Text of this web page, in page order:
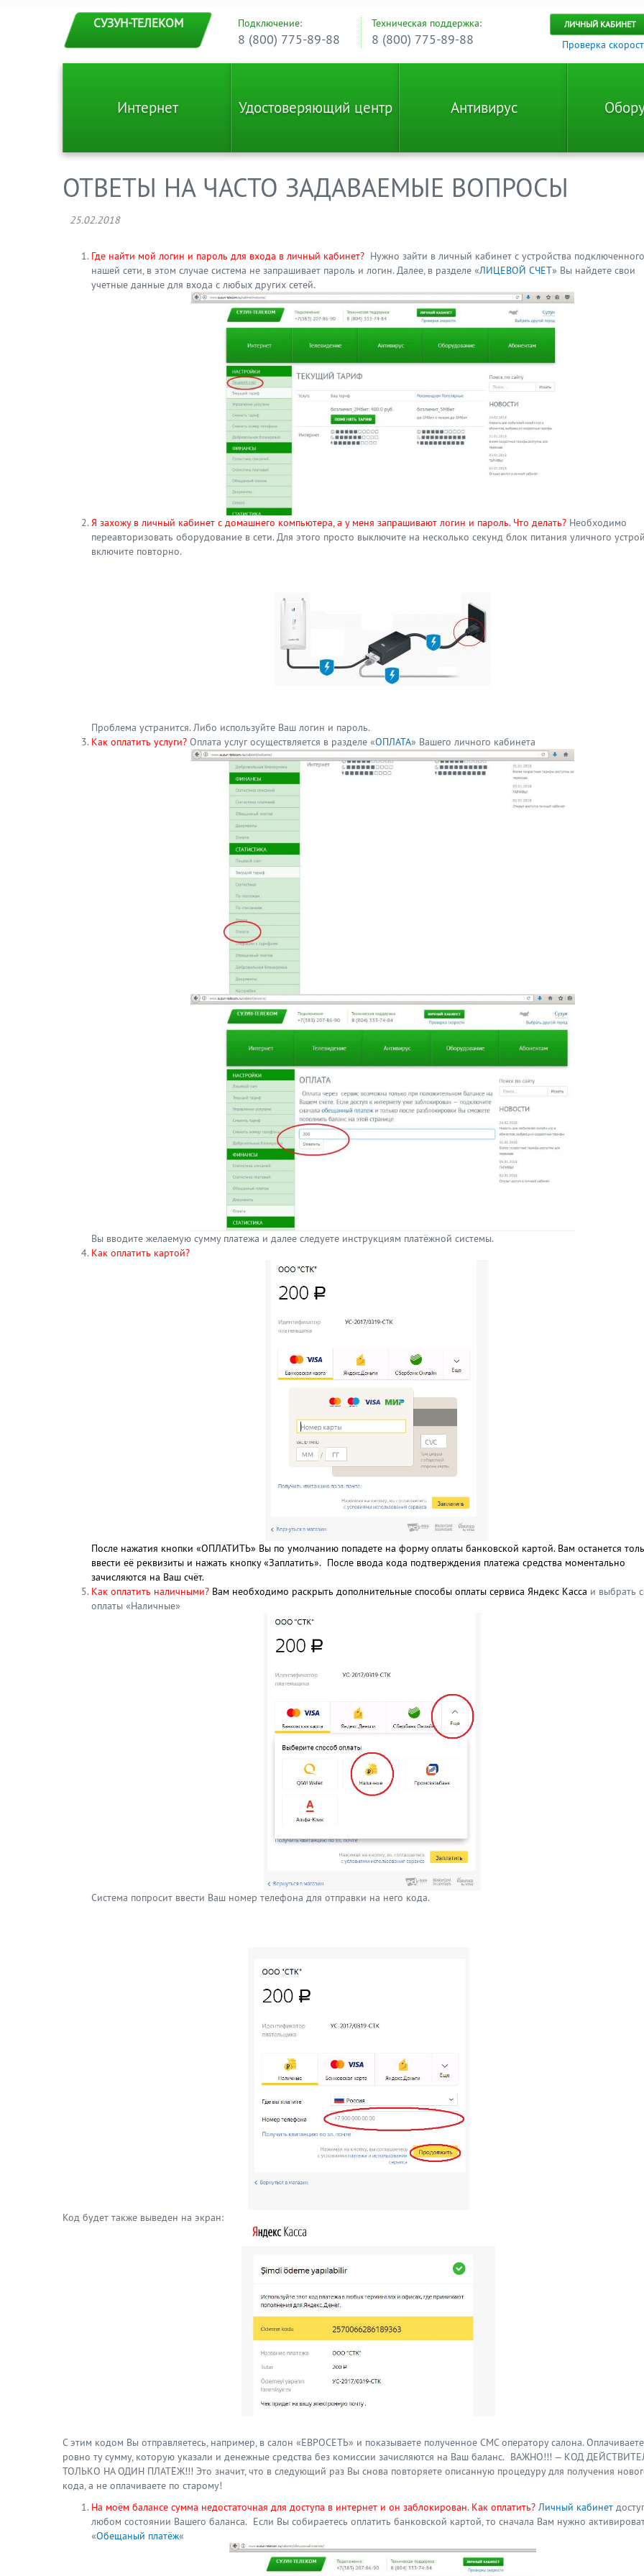
СУЗУН-ТЕЛЕКОМ Подключение:
8 (800) 775-89-88
Техническая поддержка:
8 (800) 775-89-88
ЛИЧНЫЙ КАБИНЕТ
Проверка
Интернет Удостоверяющий центр Антивирус
ОТВЕТЫ НА ЧАСТО ЗАДАВАЕМЫЕ ВОПРОСЫ
25.02.2018
Где найти мой логин и пароль для входа в личный кабинет? Нужно зайти в личный кабинет с устройства
нашей сети, в этом случае система не запрашивает пароль и логин. Далее, в разделе «ЛИЦЕВОЙ СЧЕТ» Вы найдете свои
учетные данные для входа с любых других сетей.
Я захожу в личный кабинет с домашнего компьютера, а у меня запрашивают логин и пароль. Что делать? Необходимо
переавторизовать оборудование в сети. Для этого просто выключите на несколько секунд блок питания уличного
включите повторно.
Проблема устранится. Либо используйте Ваш логин и пароль.
Как оплатить услуги? Оплата услуг осуществляется в разделе «ОПЛАТА» Вашего личного кабинета
Вы вводите желаемую сумму платежа и далее следуете инструкциям платёжной системы.
Как оплатить картой?
После нажатия кнопки «ОПЛАТИТЬ» Вы по умолчанию попадете на форму оплаты банковской картой. Вам останется
ввести её реквизиты и нажать кнопку «Заплатить». После ввода кода подтверждения платежа средства моментально
зачисляются на Ваш счёт.
Как оплатить наличными? Вам необходимо раскрыть дополнительные способы оплаты сервиса Яндекс Касса и выбрать
оплаты «Наличные»
Система попросит ввести Ваш номер телефона для отправки на него кода.
Код будет также выведен на экран:
С этим кодом Вы отправляетесь, например, в салон «ЕВРОСЕТЬ» и показываете полученное СМС оператору салона. Оплачиваете
ровно ту сумму, которую указали и денежные средства без комиссии зачисляются на Ваш баланс. ВАЖНО!!! — КОД
ТОЛЬКО НА ОДИН ПЛАТЁЖ!!! Это значит, что в следующий раз Вы снова повторяете описанную процедуру для получения
кода, а не оплачиваете по старому!
На моём балансе сумма недостаточная для доступа в интернет и он заблокирован. Как оплатить? Личный кабинет
любом состоянии Вашего баланса. Если Вы собираетесь оплатить банковской картой, то сначала Вам нужно
«Обещаный платёж«